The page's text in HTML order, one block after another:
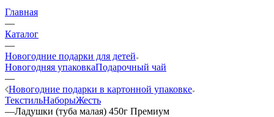
Главная
—
Каталог
—
Новогодние подарки для детей
Новогодняя упаковкаПодарочный чай
—
Новогодние подарки в картонной упаковке
ТекстильНаборыЖесть
—Ладушки (туба малая) 450г Премиум